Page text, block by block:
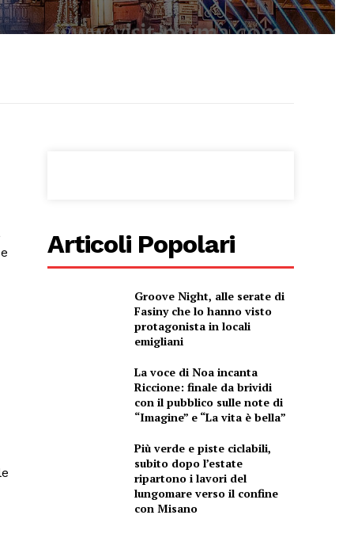
Articoli Popolari
Groove Night, alle serate di
Fasiny che lo hanno visto
protagonista in locali
emigliani
La voce di Noa incanta
Riccione: finale da brividi
con il pubblico sulle note di
“Imagine” e “La vita è bella”
Più verde e piste ciclabili,
subito dopo l’estate
ripartono i lavori del
lungomare verso il confine
con Misano